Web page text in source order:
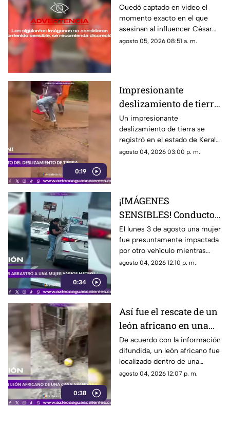
exacto en el que
asesinan a influencer
César Gastélum
durante transmisión
Quedó captado en video el
momento exacto en el que
asesinan al influencer César
Gastélum durante una
agosto 05, 2026 08:51 a. m.
0:19
Impresionante
deslizamiento de tierra
en India durante
intensas lluvias
monzónicas
Un impresionante
deslizamiento de tierra se
registró en el estado de Kerala,
India, donde las intensas
derrumbes
agosto 04, 2026 03:00 p. m.
0:34
¡IMÁGENES
SENSIBLES! Conductor
arrastró a una mujer
varios metros tras
accidente en Monterrey
El lunes 3 de agosto una mujer
fue presuntamente impactada
por otro vehículo mientras
circulaba sobre el paso elevado
agosto 04, 2026 12:10 p. m.
0:38
Así fue el rescate de un
león africano en una
casa abandonada en
Tamaulipas
De acuerdo con la información
difundida, un león africano fue
localizado dentro de una
vivienda abandonada en
agosto 04, 2026 12:07 p. m.